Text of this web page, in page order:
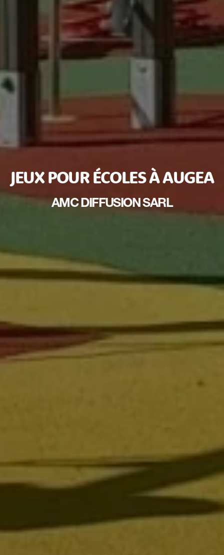
JEUX POUR ÉCOLES À AUGEA
AMC DIFFUSION SARL